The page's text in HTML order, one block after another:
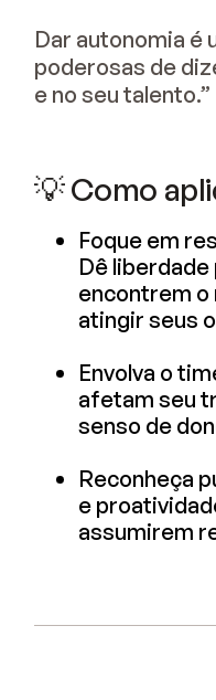
Dar autonomia é
poderosas de
e no seu talento.”
💡 Como
Foque em
Dê liberdade
encontrem o
atingir seus
Envolva o
afetam seu
senso de
Reconheça
e
assumirem